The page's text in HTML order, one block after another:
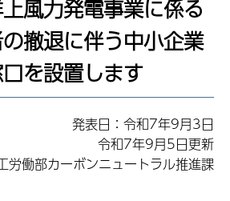
風力発電事業に係る
撤退に伴う中小企業
を設置します
発表日：令和7年9月3日
令和7年9月5日更新
労働部カーボンニュートラル推進課